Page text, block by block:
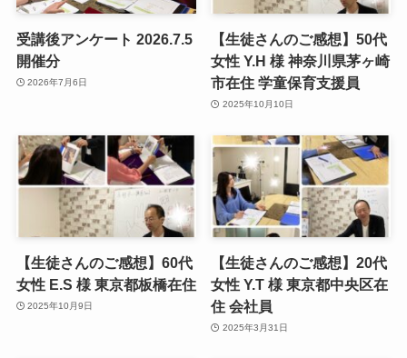
受講後アンケート 2026.7.5
開催分
2026年7月6日
【生徒さんのご感想】50代
女性 Y.H 様 神奈川県茅ヶ崎
市在住 学童保育支援員
2025年10月10日
【生徒さんのご感想】60代
女性 E.S 様 東京都板橋在住
2025年10月9日
【生徒さんのご感想】20代
女性 Y.T 様 東京都中央区在
住 会社員
2025年3月31日